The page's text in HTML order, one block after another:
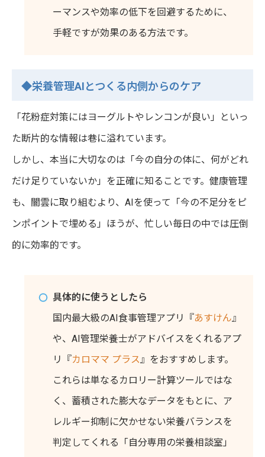
ーマンスや効率の低下を回避するために、
手軽ですが効果のある方法です。
◆栄養管理AIとつくる内側からのケア
「花粉症対策にはヨーグルトやレンコンが良い」といっ
た断片的な情報は巷に溢れています。
しかし、本当に大切なのは「今の自分の体に、何がどれ
だけ足りていないか」を正確に知ることです。健康管理
も、闇雲に取り組むより、AIを使って「今の不足分をピ
ンポイントで埋める」ほうが、忙しい毎日の中では圧倒
的に効率的です。
具体的に使うとしたら
国内最大級のAI食事管理アプリ『あすけん』
や、AI管理栄養士がアドバイスをくれるアプ
リ『カロママ プラス』をおすすめします。
これらは単なるカロリー計算ツールではな
く、蓄積された膨大なデータをもとに、ア
レルギー抑制に欠かせない栄養バランスを
判定してくれる「自分専用の栄養相談室」